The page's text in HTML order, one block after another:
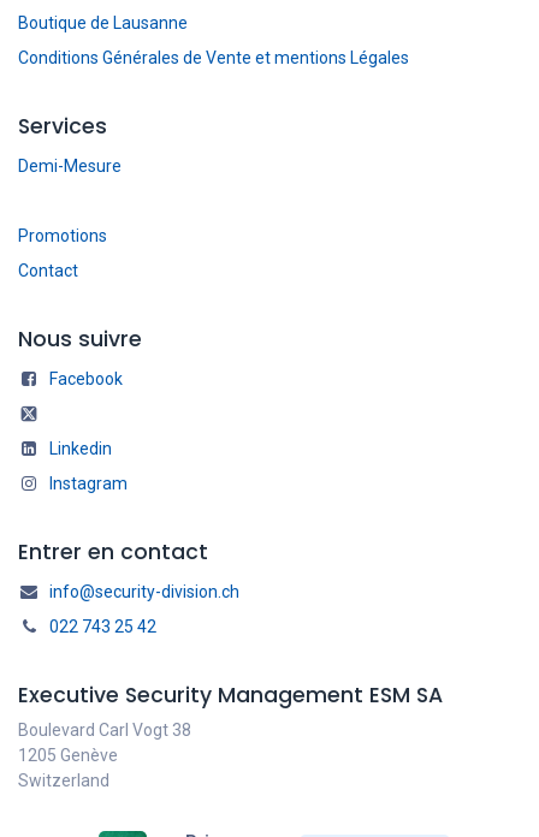
Boutique de Lausanne
Conditions Générales de Vente et mentions Légales
Services
Demi-Mesure
Promotions
Contact
Nous suivre
Facebook
Linkedin
Instagram
Entrer en contact
info@security-division.ch
022 743 25 42
Executive Security Management ESM SA
Boulevard Carl Vogt 38
1205 Genève
Switzerland